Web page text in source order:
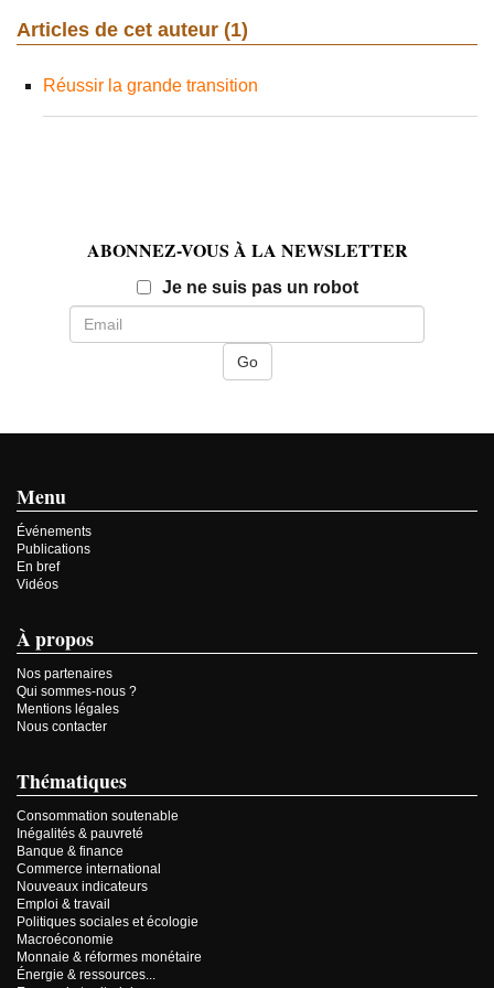
Articles de cet auteur (1)
Réussir la grande transition
ABONNEZ-VOUS À LA NEWSLETTER
Je ne suis pas un robotEmail
Menu
Événements
Publications
En bref
Vidéos
À propos
Nos partenaires
Qui sommes-nous ?
Mentions légales
Nous contacter
Thématiques
Consommation soutenable
Inégalités & pauvreté
Banque & finance
Commerce international
Nouveaux indicateurs
Emploi & travail
Politiques sociales et écologie
Macroéconomie
Monnaie & réformes monétaire
Énergie & ressources...